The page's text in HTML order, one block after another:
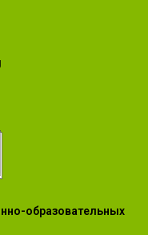
образовательных